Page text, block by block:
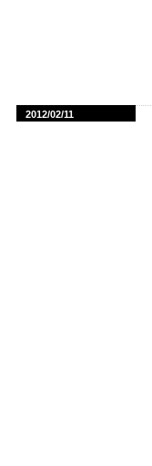
2012/02/11